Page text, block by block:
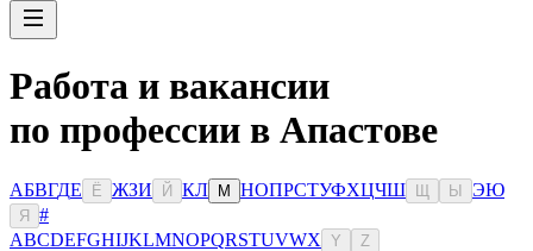
Работа и вакансии
по профессии в Апастове
АБВГДЕ Ё ЖЗИ Й КЛ М НОПРСТУФХЦЧШ Ы ЭЮ
Я
#
ABCDEFGHIJKLMNOPQRSTUVWX Y Z